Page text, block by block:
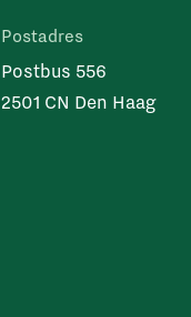
Postadres
Postbus 556
2501 CN Den Haag